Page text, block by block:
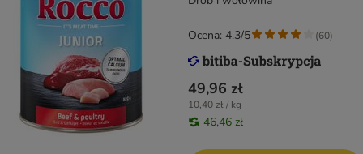
49,96 zł
10,40 zł / kg
46,46 zł
Ocena: 4.3/5 (60)